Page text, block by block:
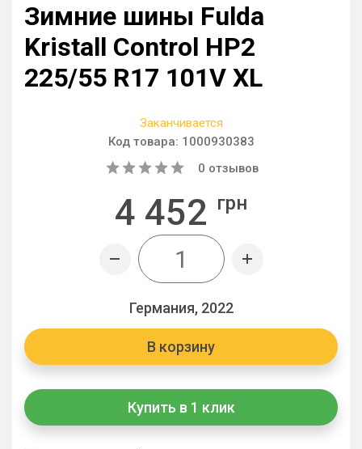
Зимние шины Fulda
Kristall Control HP2
225/55 R17 101V XL
Заканчивается
Код товара: 1000930383
0 отзывов
4 452 грн
Германия, 2022
В корзину
Купить в 1 клик